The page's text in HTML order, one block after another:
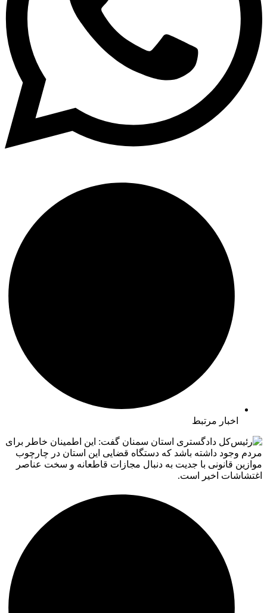
اخبار مرتبط